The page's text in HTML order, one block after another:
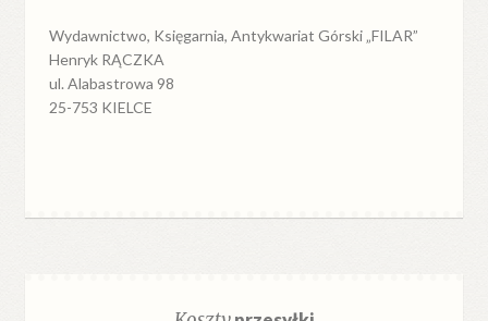
Wydawnictwo, Księgarnia, Antykwariat Górski „FILAR”
Henryk RĄCZKA
ul. Alabastrowa 98
25-753 KIELCE